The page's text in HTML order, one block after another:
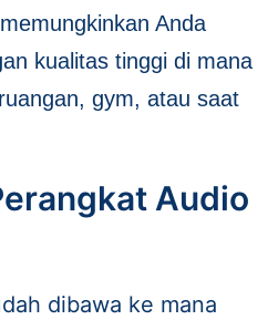
Anda
kualitas tinggi di mana
gym, atau saat
Audio
dibawa ke mana